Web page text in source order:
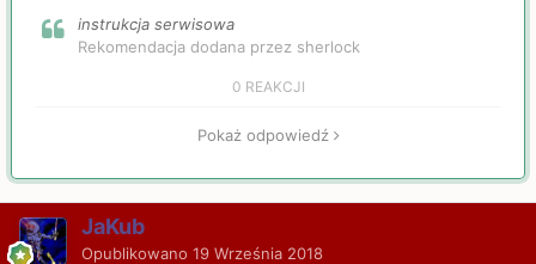
instrukcja serwisowa
Rekomendacja dodana przez sherlock
0 REAKCJI
Pokaż odpowiedź
JaKub
Opublikowano 19 Września 2018